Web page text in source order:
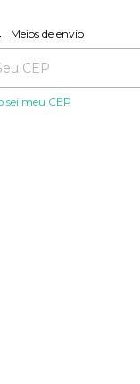
para o CEP:
Meios de envio
sei meu CEP